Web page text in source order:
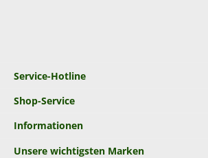
Service-Hotline
Shop-Service
Informationen
Unsere wichtigsten Marken